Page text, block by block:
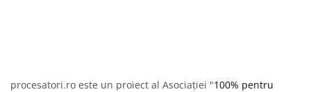
procesatori.ro este un proiect al Asociației "100% pentru